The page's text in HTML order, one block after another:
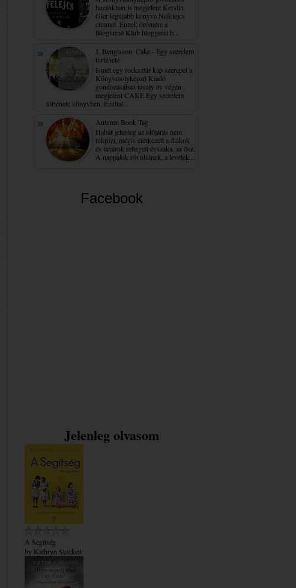
hazánkban is megjelent Kerstin
Gier legújabb könyve Nefelejcs
címmel. Ennek örömére a
Blogturné Klub bloggerei b...
J. Bengtsson: Cake - Egy ​szerelem
története
Ismét egy rocksztár kap szerepet a
Könyvmolyképző Kiadó
gondozásában tavaly év végén
megjelent CAKE Egy szerelem
története könyvben. Ezúttal...
Autumn Book Tag
Habár jelenleg az időjárás nem
tükrözi, mégis elérkezett a diákok
és tanárok rettegett évszaka, az ősz.
A nappalok rövidülnek, a levelek...
Facebook
Jelenleg olvasom
A Segítség
by Kathryn Stockett